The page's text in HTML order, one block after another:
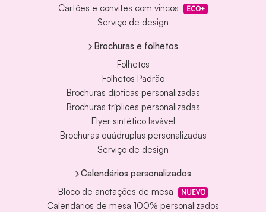
Cartões e convites com vincos ECO+
Serviço de design
Brochuras e folhetos
Folhetos
Folhetos Padrão
Brochuras dípticas personalizadas
Brochuras tríplices personalizadas
Flyer sintético lavável
Brochuras quádruplas personalizadas
Serviço de design
Calendários personalizados
Bloco de anotações de mesa
NUEVO
Calendários de mesa 100% personalizados